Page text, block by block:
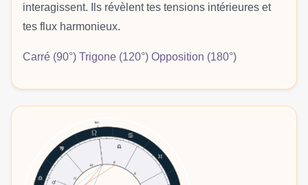
interagissent. Ils révèlent tes tensions intérieures et
tes flux harmonieux.
Carré (90°) Trigone (120°) Opposition (180°)